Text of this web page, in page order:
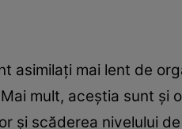
asimilaţi mai lent de
mult, aceştia sunt
şi scăderea nivelului